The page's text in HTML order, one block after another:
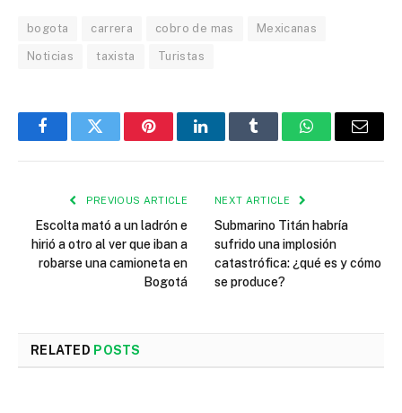
bogota carrera cobro de mas Mexicanas
Noticias taxista Turistas
FacebookTwitter PinterestLinkedInTumblr WhatsAppEmail
PREVIOUS ARTICLE
Escolta mató a un ladrón e
hirió a otro al ver que iban a
robarse una camioneta en
Bogotá
NEXT ARTICLE
Submarino Titán habría
sufrido una implosión
catastrófica: ¿qué es y cómo
se produce?
RELATED POSTS